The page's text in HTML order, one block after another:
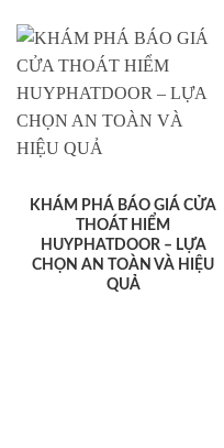
KHÁM PHÁ BÁO GIÁ CỬA
THOÁT HIỂM
HUYPHATDOOR – LỰA
CHỌN AN TOÀN VÀ HIỆU
QUẢ